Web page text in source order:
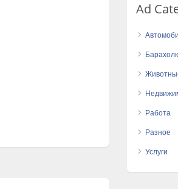
Ad
Работа
Разное
Услуги